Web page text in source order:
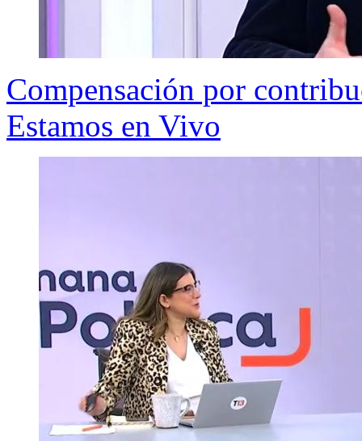
Compensación por
Estamos en Vivo